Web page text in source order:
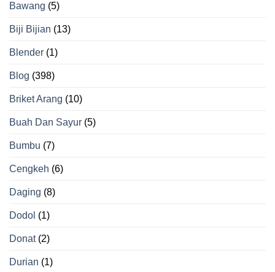
Bawang (5)
Biji Bijian (13)
Blender (1)
Blog (398)
Briket Arang (10)
Buah Dan Sayur (5)
Bumbu (7)
Cengkeh (6)
Daging (8)
Dodol (1)
Donat(2)
Durian (1)